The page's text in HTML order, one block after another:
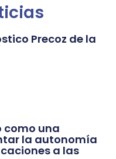
Precoz de la
como una
la autonomía
a las